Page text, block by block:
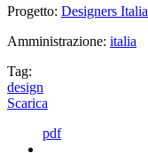
Progetto: Designers Italia
Amministrazione: italia
Tag:
design
Scarica
pdf